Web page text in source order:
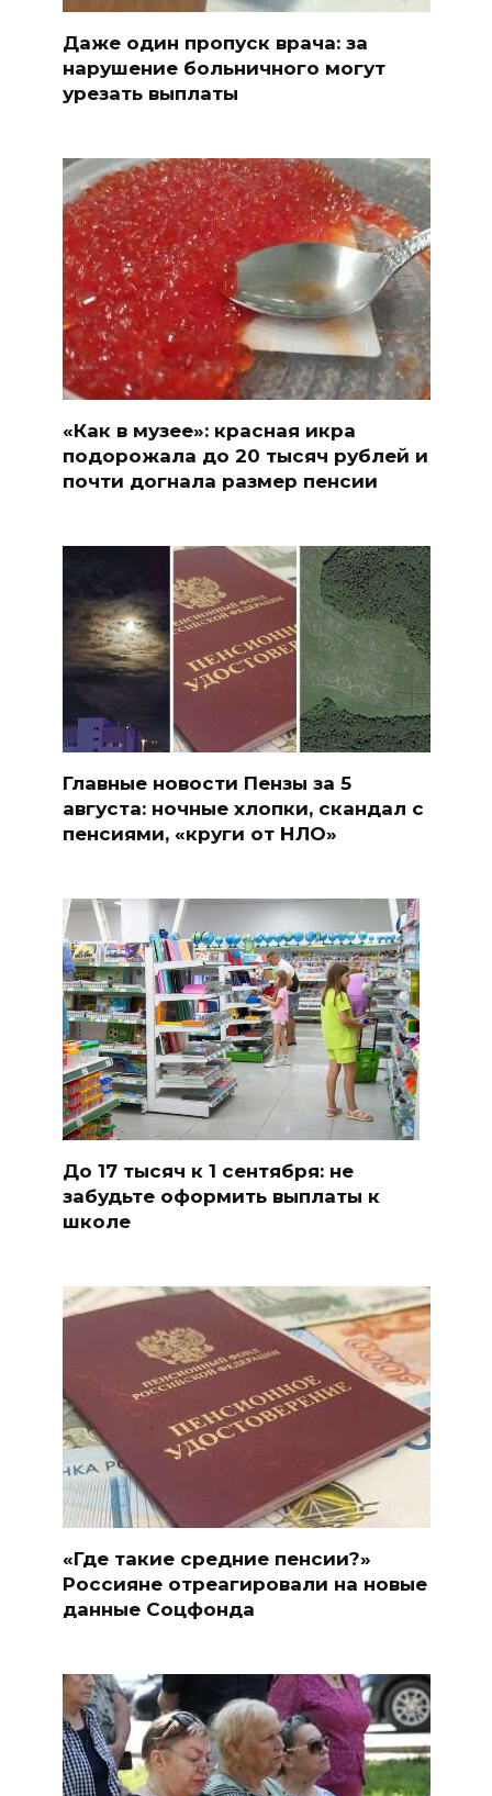
Даже один пропуск врача: за
нарушение больничного могут
урезать выплаты
«Как в музее»: красная икра
подорожала до 20 тысяч рублей и
почти догнала размер пенсии
Главные новости Пензы за 5
августа: ночные хлопки, скандал с
пенсиями, «круги от НЛО»
До 17 тысяч к 1 сентября: не
забудьте оформить выплаты к
школе
«Где такие средние пенсии?»
Россияне отреагировали на новые
данные Соцфонда